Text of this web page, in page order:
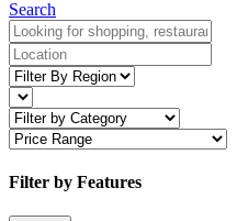
Search
Filter by Features